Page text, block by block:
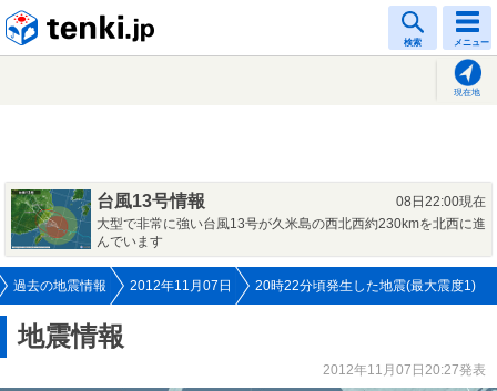
検索 メニュー
現在地
台風13号情報
08日22:00現在
大型で非常に強い台風13号が久米島の西北西約230kmを北西に進
んでいます
過去の地震情報 2012年11月07日 20時22分頃発生した地震(最大震度1)
地震情報
2012年11月07日20:27発表